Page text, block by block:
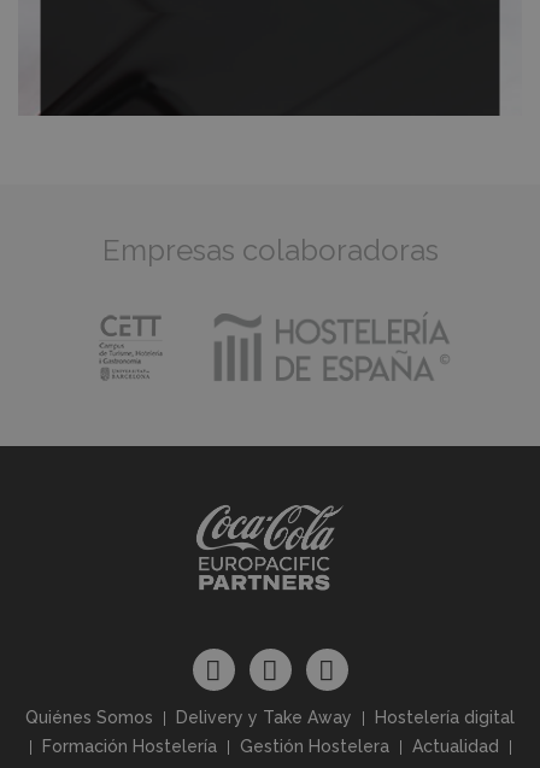
Empresas colaboradoras
Quiénes Somos Delivery y Take Away
Hostelería digital
Formación Hostelería
Gestión Hostelera
Actualidad